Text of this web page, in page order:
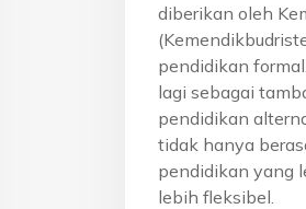
diberikan oleh
pendidikan
lagi sebagai
pendidikan
tidak hanya
pendidikan yang
lebih fleksibel.